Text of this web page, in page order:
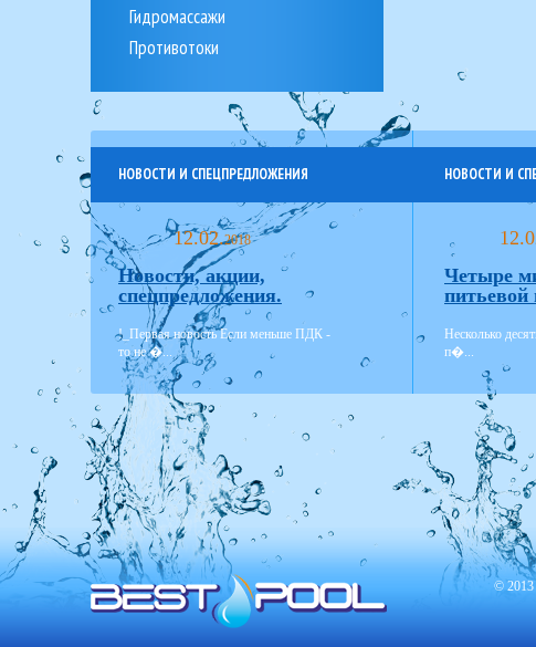
Гидромассажи
Противотоки
НОВОСТИ И СПЕЦПРЕДЛОЖЕНИЯ
12.02.2018
Новости, акции,
спецпредложения.
!_Первая новость Если меньше ПДК -
то не �...
НОВОСТИ И
Четыре
питьевой
Несколько
п�...
© 2013